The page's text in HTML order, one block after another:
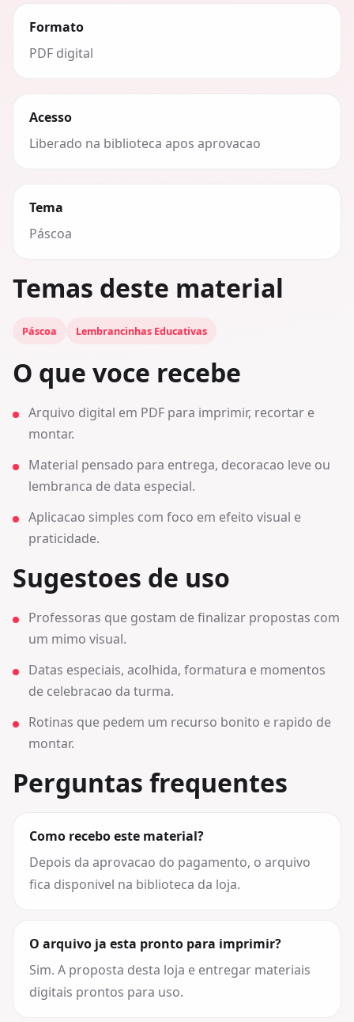
Formato
PDF digital
Acesso
Liberado na biblioteca apos aprovacao
Tema
Páscoa
Temas deste material
Páscoa Lembrancinhas Educativas
O que voce recebe
Arquivo digital em PDF para imprimir, recortar e
montar.
Material pensado para entrega, decoracao leve ou
lembranca de data especial.
Aplicacao simples com foco em efeito visual e
praticidade.
Sugestoes de uso
Professoras que gostam de finalizar propostas com
um mimo visual.
Datas especiais, acolhida, formatura e momentos
de celebracao da turma.
Rotinas que pedem um recurso bonito e rapido de
montar.
Perguntas frequentes
Como recebo este material?
Depois da aprovacao do pagamento, o arquivo
fica disponivel na biblioteca da loja.
O arquivo ja esta pronto para imprimir?
Sim. A proposta desta loja e entregar materiais
digitais prontos para uso.